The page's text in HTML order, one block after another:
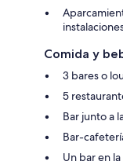
Comida y
3 bares o
5
Bar junto a
Bar-
Un bar en